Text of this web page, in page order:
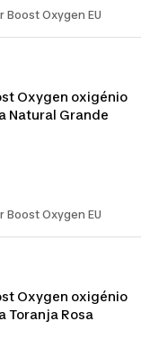
Oxygen EU
Oxygen oxigénio
Natural Grande
Oxygen EU
Oxygen oxigénio
Toranja Rosa